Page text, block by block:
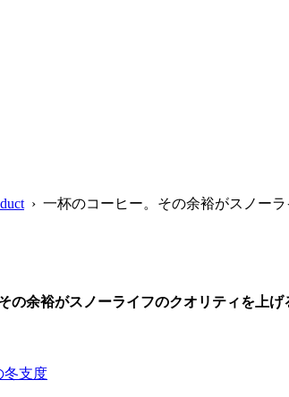
› 一杯のコーヒー。その余裕がスノー
の余裕がスノーライフのクオリティを上げ
冬支度